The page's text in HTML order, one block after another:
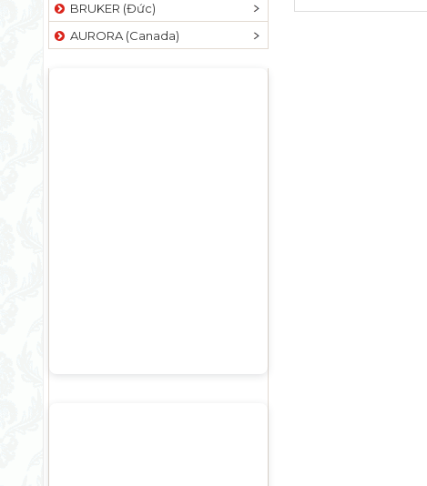
BRUKER (Đức)
AURORA (Canada)